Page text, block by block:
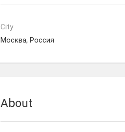
City
Москва, Россия
About